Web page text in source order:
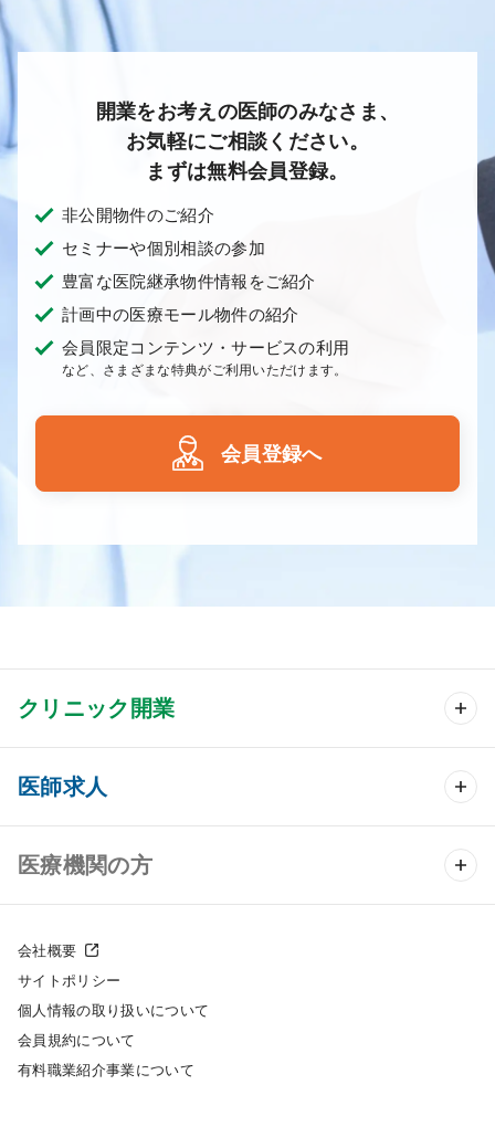
開業をお考えの医師のみなさま、
お気軽にご相談ください。
まずは無料会員登録。
非公開物件のご紹介
セミナーや個別相談の参加
豊富な医院継承物件情報をご紹介
計画中の医療モール物件の紹介
会員限定コンテンツ・サービスの利用
など、さまざまな特典がご利用いただけます。
会員登録へ
クリニック開業
クリニック開業 TOP
クリニック物件検索
クリニックの開業スタイル
クリニック開業までの流れ
開業支援事例
医師求人
医師求人 TOP
常勤求人検索
スポット求人検索
医療機関の方
採用をお考えの医療機関の方
会社概要
サイトポリシー
個人情報の取り扱いについて
会員規約について
有料職業紹介事業について